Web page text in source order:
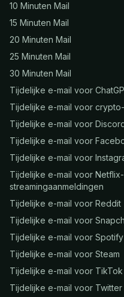
10 Minuten Mail
15 Minuten Mail
20 Minuten Mail
25 Minuten Mail
30 Minuten Mail
Tijdelijke e-mail voor
Tijdelijke e-mail voor
Tijdelijke e-mail voor
Tijdelijke e-mail voor
Tijdelijke e-mail voor
Tijdelijke e-mail voor
streamingaanmeldingen
Tijdelijke e-mail voor Reddit
Tijdelijke e-mail voor
Tijdelijke e-mail voor Spotify
Tijdelijke e-mail voor Steam
Tijdelijke e-mail voor TikTok
Tijdelijke e-mail voor Twitter